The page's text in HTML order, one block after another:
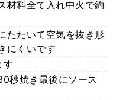
材料全て入れ中火で約
たたいて空気を抜き形
にくいです
す
秒焼き最後にソース